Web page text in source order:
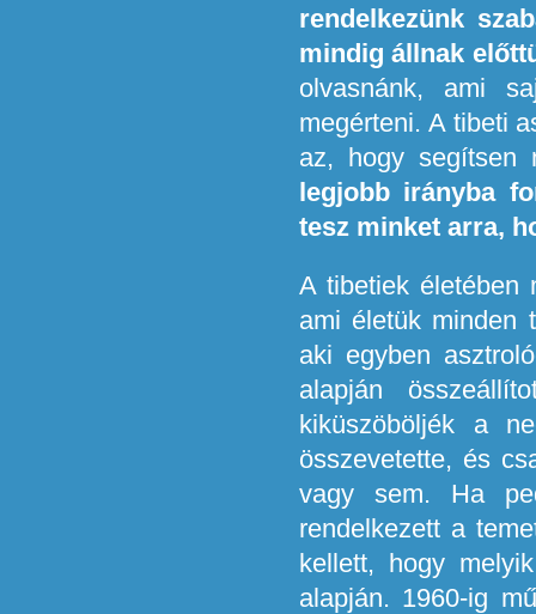
rendelkezünk
mindig állnak
olvasnánk, ami
megérteni. A tibeti
az, hogy segítsen
legjobb irányba
tesz minket arra,
A tibetiek életében
ami életük minden
aki egyben
alapján
kiküszöböljék a
összevetette, és
vagy sem. Ha
rendelkezett a
kellett, hogy
alapján. 1960-ig